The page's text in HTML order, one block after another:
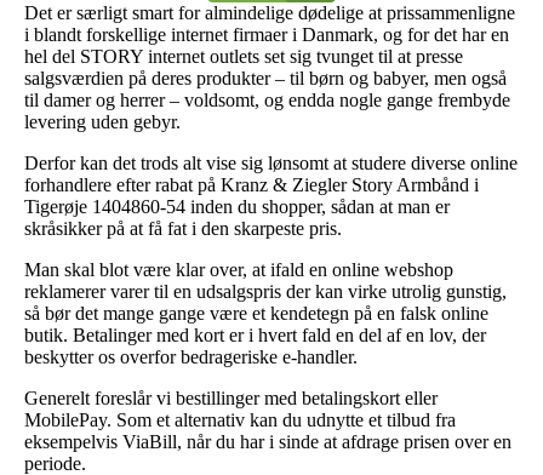
Det er særligt smart for almindelige dødelige at prissammenligne
i blandt forskellige internet firmaer i Danmark, og for det har en
hel del STORY internet outlets set sig tvunget til at presse
salgsværdien på deres produkter – til børn og babyer, men også
til damer og herrer – voldsomt, og endda nogle gange frembyde
levering uden gebyr.
Derfor kan det trods alt vise sig lønsomt at studere diverse online
forhandlere efter rabat på Kranz & Ziegler Story Armbånd i
Tigerøje 1404860-54 inden du shopper, sådan at man er
skråsikker på at få fat i den skarpeste pris.
Man skal blot være klar over, at ifald en online webshop
reklamerer varer til en udsalgspris der kan virke utrolig gunstig,
så bør det mange gange være et kendetegn på en falsk online
butik. Betalinger med kort er i hvert fald en del af en lov, der
beskytter os overfor bedrageriske e-handler.
Generelt foreslår vi bestillinger med betalingskort eller
MobilePay. Som et alternativ kan du udnytte et tilbud fra
eksempelvis ViaBill, når du har i sinde at afdrage prisen over en
periode.